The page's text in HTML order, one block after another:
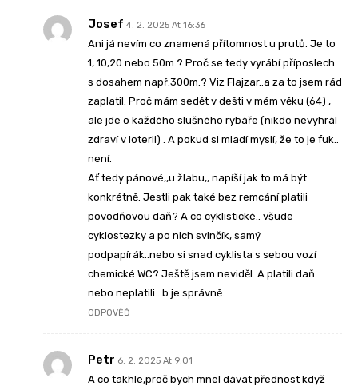
Josef 4. 2. 2025 At 16:36
Ani já nevím co znamená přítomnost u prutů. Je to
1, 10,20 nebo 50m.? Proč se tedy vyrábí příposlech
s dosahem např.300m.? Viz Flajzar..a za to jsem rád
zaplatil. Proč mám sedět v dešti v mém věku (64) ,
ale jde o každého slušného rybáře (nikdo nevyhrál
zdraví v loterii) . A pokud si mladí myslí, že to je fuk..
není.
Ať tedy pánové,,u žlabu,, napíší jak to má být
konkrétně. Jestli pak také bez remcání platili
povodňovou daň? A co cyklistické.. všude
cyklostezky a po nich svinčík, samý
podpapírák..nebo si snad cyklista s sebou vozí
chemické WC? Ještě jsem neviděl. A platili daň
nebo neplatili…b je správně.
ODPOVĚĎ
Petr 6. 2. 2025 At 9:01
A co takhle,proč bych mnel dávat přednost když